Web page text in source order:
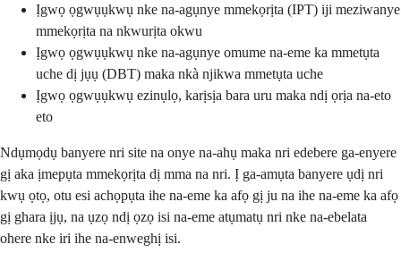
Ịgwọ ọgwụụkwụ nke na-agụnye mmekọrịta (IPT) iji meziwanye
mmekọrịta na nkwurịta okwu
Ịgwọ ọgwụụkwụ nke na-agụnye omume na-eme ka mmetụta
uche dị jụụ (DBT) maka nkà njikwa mmetụta uche
Ịgwọ ọgwụụkwụ ezinụlọ, karịsịa bara uru maka ndị ọrịa na-eto
eto
Ndụmọdụ banyere nri site na onye na-ahụ maka nri edebere ga-enyere
gị aka ịmepụta mmekọrịta dị mma na nri. Ị ga-amụta banyere ụdị nri
kwụ ọtọ, otu esi achọpụta ihe na-eme ka afọ gị ju na ihe na-eme ka afọ
gị ghara ịjụ, na ụzọ ndị ọzọ isi na-eme atụmatụ nri nke na-ebelata
ohere nke iri ihe na-enweghị isi.